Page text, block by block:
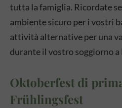
tutta la famiglia. Ricordate
ambiente sicuro per i vostri
attività alternative per una
durante il vostro soggiorno a
Oktoberfest di
Frühlingsfest